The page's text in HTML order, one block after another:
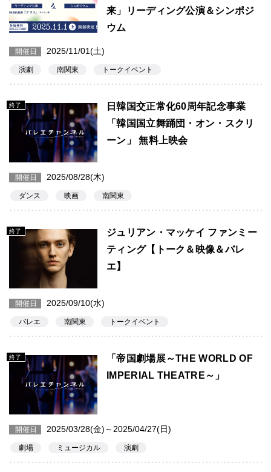
来」リーディング公演＆シンポジ
ウム
開催日 2025/11/01(土)
演劇 南関東 トークイベント
終了
日韓国交正常化60周年記念事業
「韓国国立舞踊団・オン・スクリ
ーン」 無料上映会
開催日 2025/08/28(木)
ダンス 映画 南関東
終了
ジュリアン・マッケイ ファンミー
ティング【トーク＆映像＆バレ
エ】
開催日 2025/09/10(水)
バレエ 南関東 トークイベント
終了
「帝国劇場展～THE WORLD OF
IMPERIAL THEATRE～」
開催日 2025/03/28(金)～2025/04/27(日)
劇場 ミュージカル 演劇